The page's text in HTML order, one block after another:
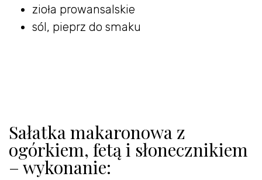
zioła prowansalskie
sól, pieprz do smaku
Sałatka makaronowa z
ogórkiem, fetą i słonecznikiem
– wykonanie: